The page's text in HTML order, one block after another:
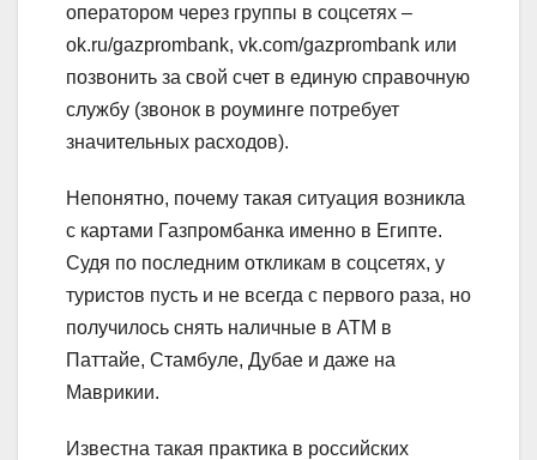
оператором через группы в соцсетях –
ok.ru/gazprombank, vk.com/gazprombank или
позвонить за свой счет в единую справочную
службу (звонок в роуминге потребует
значительных расходов).
Непонятно, почему такая ситуация возникла
с картами Газпромбанка именно в Египте.
Судя по последним откликам в соцсетях, у
туристов пусть и не всегда с первого раза, но
получилось снять наличные в АТМ в
Паттайе, Стамбуле, Дубае и даже на
Маврикии.
Известна такая практика в российских